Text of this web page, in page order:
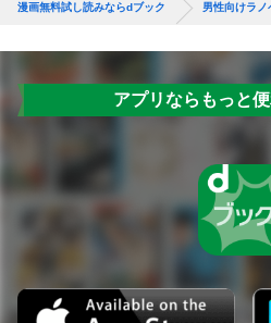
漫画無料試し読みならdブック 男性向けラノ
アプリならもっと